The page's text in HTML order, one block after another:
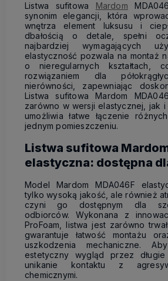
Listwa sufitowa Mardom
synonim elegancji, która
wnętrza element luksusu i
dbałością o detale, spełni
najbardziej wymagających
elastyczność pozwala na montaż
o nieregularnych kształtach,
rozwiązaniem dla
nierówności, zapewniając
Listwa sufitowa Mardom
zarówno w wersji elastycznej, jak
umożliwia łatwe łączenie
jednym pomieszczeniu.
Listwa sufitowa
elastyczna: dostępna
Model Mardom MDA046F
tylko wysoką jakość, ale również
czyni go dostępnym dla
odbiorców. Wykonana z
ProFoam, listwa jest zarówno
gwarantuje łatwość montażu
uszkodzenia mechaniczne.
estetyczny wygląd przez
unikanie kontaktu z
chemicznymi.